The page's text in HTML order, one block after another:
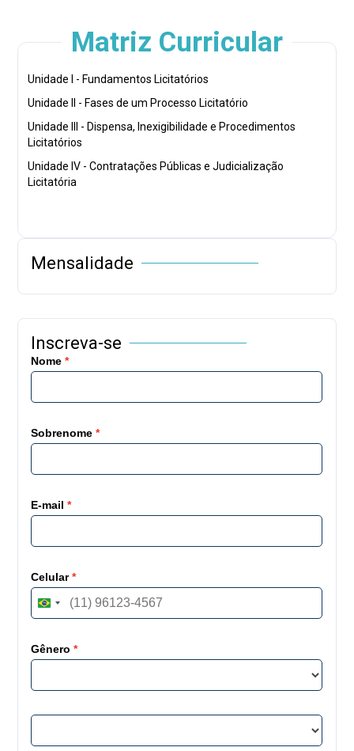
Mensalidade
Inscreva-se
Matriz Curricular
Unidade I - Fundamentos Licitatórios
Unidade II - Fases de um Processo Licitatório
Unidade III - Dispensa, Inexigibilidade e Procedimentos
Licitatórios
Unidade IV - Contratações Públicas e Judicialização
Licitatória